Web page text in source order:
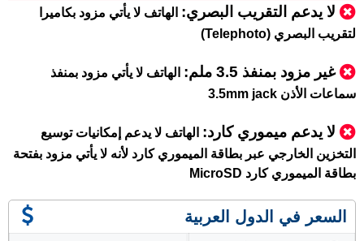
لا يدعم التقريب البصري: الهاتف لا يأتي مزود بكاميرا
لتقريب البصري (Telephoto)
غير مزود بمنفذ 3.5 ملم:
الهاتف لا يأتي مزود بمنفذ
سماعات الأذن 3.5mm jack
لا يدعم ميموري كارد: الهاتف لا يدعم إمكانيات توسيع
التخزين الخارجي عبر بطاقة الميموري كارد لأنه لا يأتي مزود بفتحة
بطاقة الميموري كارد MicroSD
السعر في الدول العربية